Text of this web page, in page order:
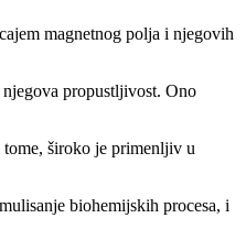
magnetnog polja i njegovih
propustljivost. Ono
široko je primenljiv u
biohemijskih procesa, i